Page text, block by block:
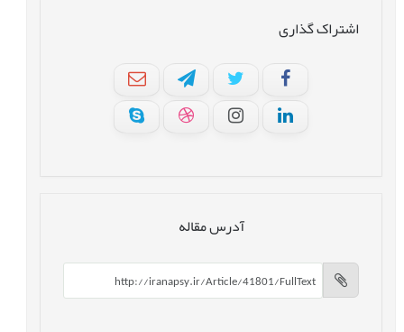
اشتراک گذاری
آدرس مقاله